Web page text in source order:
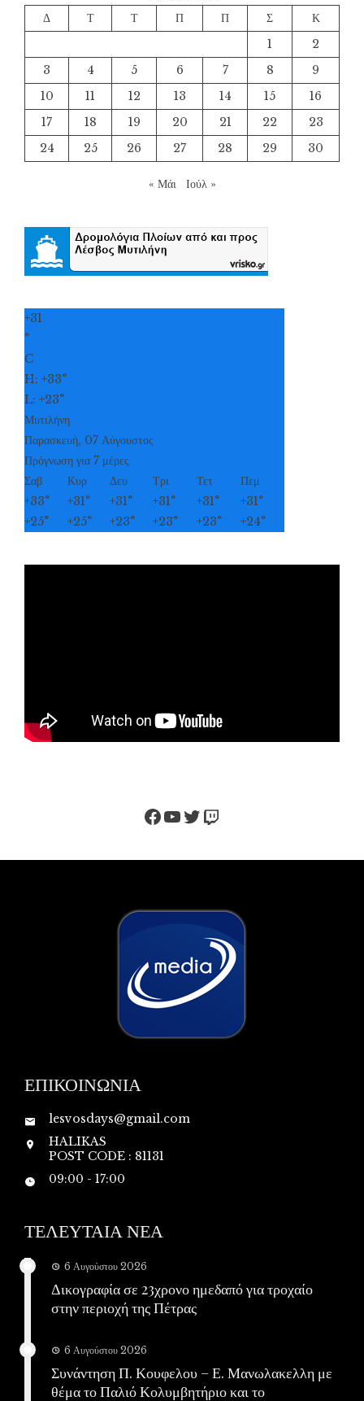
Δ
Τ Τ Π Π Σ
Κ
1
2
3
4 5 6 7 8
9
10
11 12 13 14 15
16
17
18 19 20 21 22
23
24
25 26 27 28 29 30
« Μάι Ιούλ »
+31
°
C
H: +33°
L: +23°
Μυτιλήνη
Παρασκευή, 07 Αύγουστος
Πρόγνωση για 7 μέρες
Σαβ
Κυρ Δευ Τρι Τετ
Πεμ
+33° +31° +31° +31° +31° +31°
+25° +25° +23° +23° +23° +24°
Facebook
YouTube
Twitter
Twitch
ΕΠΙΚΟΙΝΩΝΙΑ
lesvosdays@gmail.com
HALIKAS
POST CODE : 81131
09:00 - 17:00
ΤΕΛΕΥΤΑΙΑ ΝΕΑ
6 Αυγούστου 2026
Δικογραφία σε 23χρονο ημεδαπό για τροχαίο
στην περιοχή της Πέτρας
6 Αυγούστου 2026
Συνάντηση Π. Κουφελου – Ε. Μανωλακελλη με
θέμα το Παλιό Κολυμβητήριο και το